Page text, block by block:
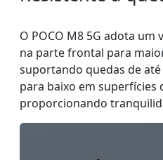
O POCO M8 5G adota
na parte frontal para
suportando quedas de
para baixo em superfícies
proporcionando